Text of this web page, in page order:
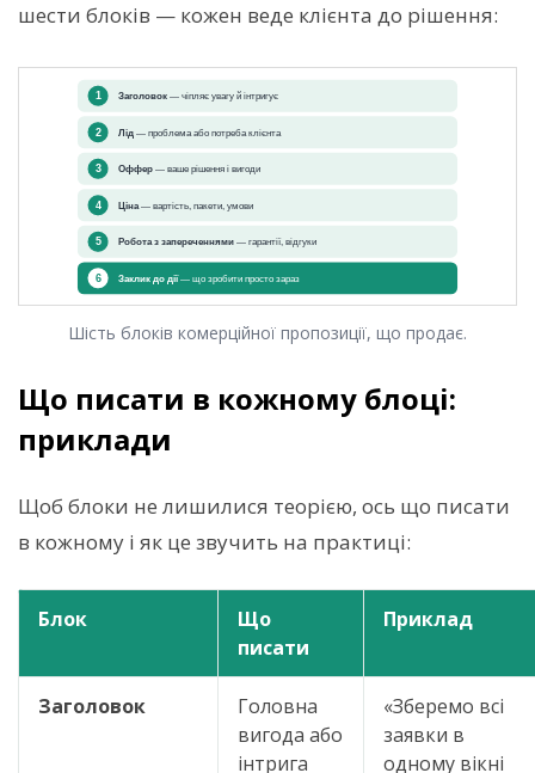
шести блоків — кожен веде клієнта до рішення:
Шість блоків комерційної пропозиції, що продає.
Що писати в кожному блоці:
приклади
Щоб блоки не лишилися теорією, ось що писати
в кожному і як це звучить на практиці:
Блок
Що
писати
Приклад
Заголовок
Головна
вигода або
інтрига
«Зберемо всі
заявки в
одному вікні